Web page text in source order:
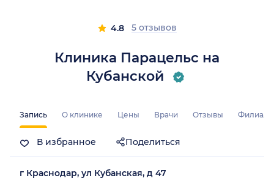
Клиника Парацельс на
Кубанской
4.8 5 отзывов
Запись О клинике Цены Врачи Отзывы Филиалы
В избранное Поделиться
г Краснодар, ул Кубанская, д 47